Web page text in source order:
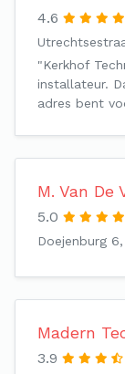
4.6
"Kerkhof
installateur.
adres bent
M. Van
5.0
Doejenburg
Madern
3.9